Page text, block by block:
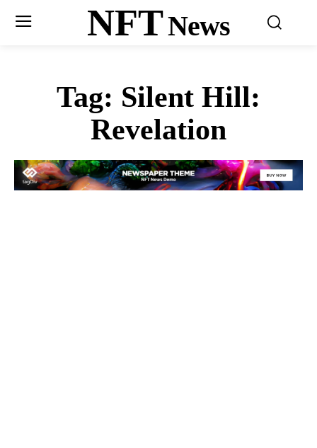
NFTNews
Tag: Silent Hill:
Revelation